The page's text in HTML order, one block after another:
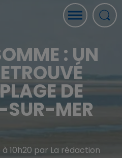
: UN
DE
MER
à 10h20 par La rédaction